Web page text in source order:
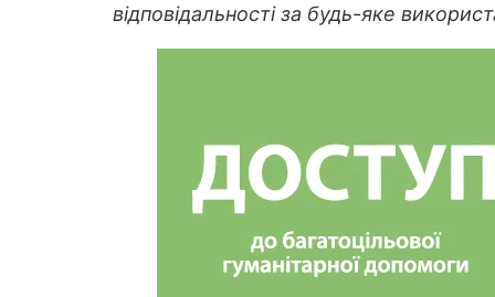
відповідальності за будь-яке